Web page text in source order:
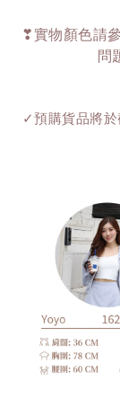
❣實物顏色請
問
✓預購貨品將